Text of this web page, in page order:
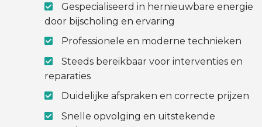
Gespecialiseerd in hernieuwbare energie
door bijscholing en ervaring
Professionele en moderne technieken
Steeds bereikbaar voor interventies en
reparaties
Duidelijke afspraken en correcte prijzen
Snelle opvolging en uitstekende